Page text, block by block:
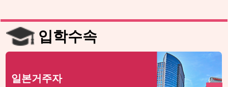
입학수속
일본거주자